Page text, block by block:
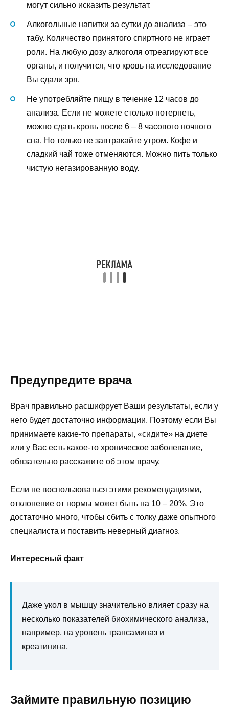
могут сильно исказить результат.
Алкогольные напитки за сутки до анализа – это
табу. Количество принятого спиртного не играет
роли. На любую дозу алкоголя отреагируют все
органы, и получится, что кровь на исследование
Вы сдали зря.
Не употребляйте пищу в течение 12 часов до
анализа. Если не можете столько потерпеть,
можно сдать кровь после 6 – 8 часового ночного
сна. Но только не завтракайте утром. Кофе и
сладкий чай тоже отменяются. Можно пить только
чистую негазированную воду.
Предупредите врача
Врач правильно расшифрует Ваши результаты, если у
него будет достаточно информации. Поэтому если Вы
принимаете какие-то препараты, «сидите» на диете
или у Вас есть какое-то хроническое заболевание,
обязательно расскажите об этом врачу.
Если не воспользоваться этими рекомендациями,
отклонение от нормы может быть на 10 – 20%. Это
достаточно много, чтобы сбить с толку даже опытного
специалиста и поставить неверный диагноз.
Интересный факт
Даже укол в мышцу значительно влияет сразу на
несколько показателей биохимического анализа,
например, на уровень трансаминаз и
креатинина.
Займите правильную позицию